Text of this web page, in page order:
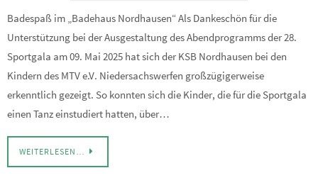
Badespaß im „Badehaus Nordhausen“ Als Dankeschön für die
Unterstützung bei der Ausgestaltung des Abendprogramms der 28.
Sportgala am 09. Mai 2025 hat sich der KSB Nordhausen bei den
Kindern des MTV e.V. Niedersachswerfen großzügigerweise
erkenntlich gezeigt. So konnten sich die Kinder, die für die Sportgala
einen Tanz einstudiert hatten, über…
WEITERLESEN…